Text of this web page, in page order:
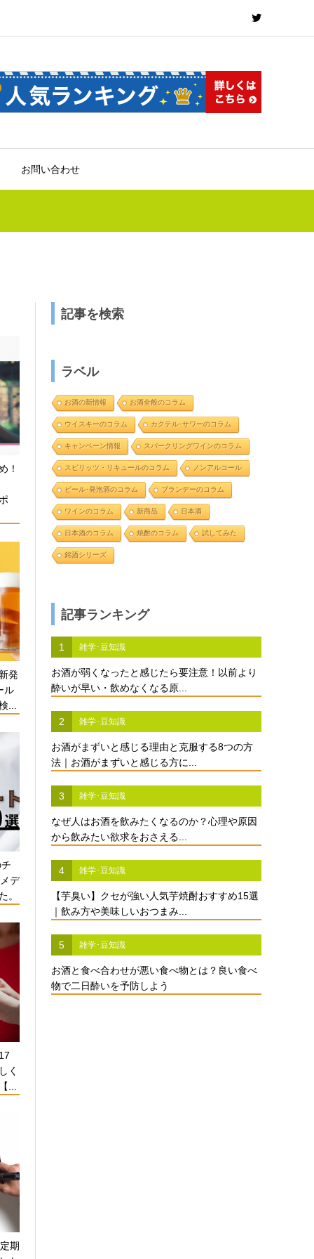
お問い合わせ
！
発
ル
...
デ
。
く
...
期
記事を検索
ラベル
お酒の新情報 お酒全般のコラム
ウイスキーのコラム カクテル･サワーのコラム
キャンペーン情報 スパークリングワインのコラム
スピリッツ・リキュールのコラム ノンアルコール
ビール･発泡酒のコラム ブランデーのコラム
ワインのコラム 新商品 日本酒
日本酒のコラム 焼酎のコラム 試してみた
銘酒シリーズ
記事ランキング
1 雑学･豆知識
お酒が弱くなったと感じたら要注意！以前より
酔いが早い・飲めなくなる原...
2 雑学･豆知識
お酒がまずいと感じる理由と克服する8つの方
法｜お酒がまずいと感じる方に...
3 雑学･豆知識
なぜ人はお酒を飲みたくなるのか？心理や原因
から飲みたい欲求をおさえる...
4 雑学･豆知識
【芋臭い】クセが強い人気芋焼酎おすすめ15選
｜飲み方や美味しいおつまみ...
5 雑学･豆知識
お酒と食べ合わせが悪い食べ物とは？良い食べ
物で二日酔いを予防しよう